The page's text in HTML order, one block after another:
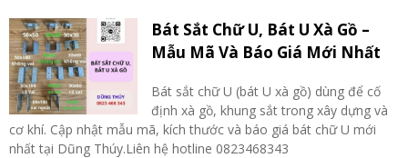
Bát Sắt Chữ U, Bát U Xà Gồ –
Mẫu Mã Và Báo Giá Mới Nhất
Bát sắt chữ U (bát U xà gồ) dùng để cố
định xà gồ, khung sắt trong xây dựng và
cơ khí. Cập nhật mẫu mã, kích thước và báo giá bát chữ U mới
nhất tại Dũng Thúy.Liên hệ hotline 0823468343